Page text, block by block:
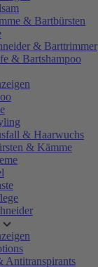
& Bartbürsten
& Barttrimmer
& Bartshampoo
& Haarwuchs
& Kämme
Antitranspirants